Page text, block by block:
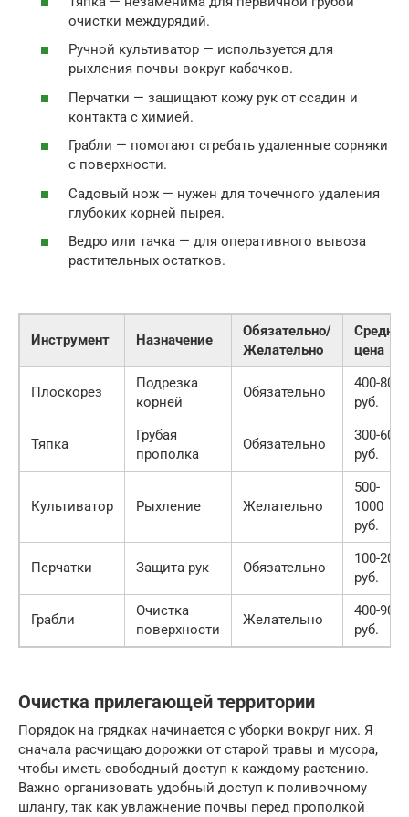
очистки междурядий.
Ручной культиватор — используется для
рыхления почвы вокруг кабачков.
Перчатки — защищают кожу рук от ссадин и
контакта с химией.
Грабли — помогают сгребать удаленные сорняки
с поверхности.
Садовый нож — нужен для точечного удаления
глубоких корней пырея.
Ведро или тачка — для оперативного вывоза
растительных остатков.
Инструмент Назначение
Обязательно/
Желательно
Средняя
цена
Плоскорез
Подрезка
корней
Обязательно
400-800
руб.
Тяпка
Грубая
прополка
Обязательно
300-600
руб.
Культиватор Рыхление Желательно
500-
1000
руб.
Перчатки Защита рук Обязательно
100-200
руб.
Грабли
Очистка
поверхности
Желательно
400-900
руб.
Очистка прилегающей территории
Порядок на грядках начинается с уборки вокруг них. Я
сначала расчищаю дорожки от старой травы и мусора,
чтобы иметь свободный доступ к каждому растению.
Важно организовать удобный доступ к поливочному
шлангу, так как увлажнение почвы перед прополкой